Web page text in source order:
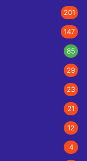
201
147
85
29
23
21
12
4